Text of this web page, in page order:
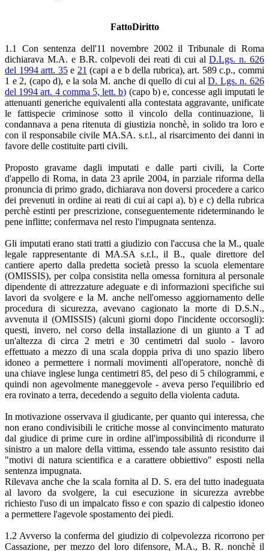
FattoDiritto
1.1 Con sentenza dell'11 novembre 2002 il Tribunale di Roma
dichiarava M.A. e B.R. colpevoli dei reati di cui alD.Lgs. n. 626
del 1994 artt. 35e 21 (capi a e b della rubrica), art. 589 c.p., commi
1 e 2, (capo d), e la sola M. anche di quello di cui alD. Lgs. n. 626
del 1994 art. 4 comma 5, lett. b) (capo b) e, concesse agli imputati le
attenuanti generiche equivalenti alla contestata aggravante, unificate
le fattispecie criminose sotto il vincolo della continuazione, li
condannava a pena ritenuta di giustizia nonchè, in solido tra loro e
con il responsabile civile MA.SA. s.r.l., al risarcimento dei danni in
favore delle costituite parti civili.
Proposto gravame dagli imputati e dalle parti civili, la Corte
d'appello di Roma, in data 23 aprile 2004, in parziale riforma della
pronuncia di primo grado, dichiarava non doversi procedere a carico
dei prevenuti in ordine ai reati di cui ai capi a), b) e c) della rubrica
perchè estinti per prescrizione, conseguentemente rideterminando le
pene inflitte; confermava nel resto l'impugnata sentenza.
Gli imputati erano stati tratti a giudizio con l'accusa che la M., quale
legale rappresentante di MA.SA s.r.l., il B., quale direttore del
cantiere aperto dalla predetta società presso la scuola elementare
(OMISSIS), per colpa consistita nella omessa fornitura al personale
dipendente di attrezzature adeguate e di informazioni specifiche sui
lavori da svolgere e la M. anche nell'omesso aggiornamento delle
procedura di sicurezza, avevano cagionato la morte di D.S.N.,
avvenuta il (OMISSIS) (alcuni giorni dopo l'incidente occorsogli):
questi, invero, nel corso della installazione di un giunto a T ad
un'altezza di circa 2 metri e 30 centimetri dal suolo - lavoro
effettuato a mezzo di una scala doppia priva di uno spazio libero
idoneo a permettere i normali movimenti all'operatore, nonchè di
una chiave inglese lunga centimetri 85, del peso di 5 chilogrammi, e
quindi non agevolmente maneggevole - aveva perso l'equilibrio ed
era rovinato a terra, decedendo a seguito della violenta caduta.
In motivazione osservava il giudicante, per quanto qui interessa, che
non erano condivisibili le critiche mosse al convincimento maturato
dal giudice di prime cure in ordine all'impossibilità di ricondurre il
sinistro a un malore della vittima, essendo tale assunto resistito dai
"motivi di natura scientifica e a carattere obbiettivo" esposti nella
sentenza impugnata.
Rilevava anche che la scala fornita al D. S. era del tutto inadeguata
al lavoro da svolgere, la cui esecuzione in sicurezza avrebbe
richiesto l'uso di un impalcato fisso e con spazio di calpestio idoneo
a permettere l'agevole spostamento dei piedi.
1.2 Avverso la conferma del giudizio di colpevolezza ricorrono per
Cassazione, per mezzo del loro difensore, M.A., B. R. nonchè il